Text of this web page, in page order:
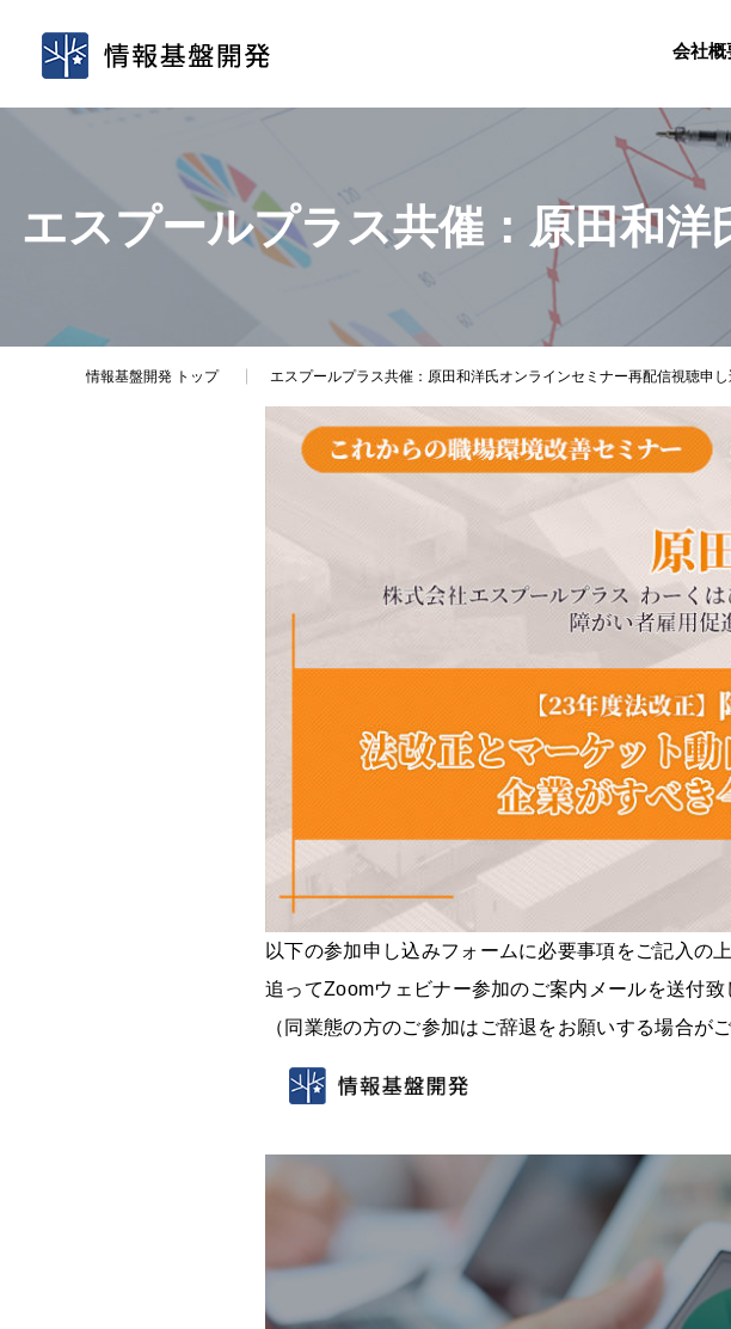
会社概
エスプールプラス共催：原田和
情報基盤開発 トップ エスプールプラス共催：原田和洋氏オンラインセミナー再配信視聴申
以下の参加申し込みフォームに必要事項をご記入の
追ってZoomウェビナー参加のご案内メールを送付致
（同業態の方のご参加はご辞退をお願いする場合が